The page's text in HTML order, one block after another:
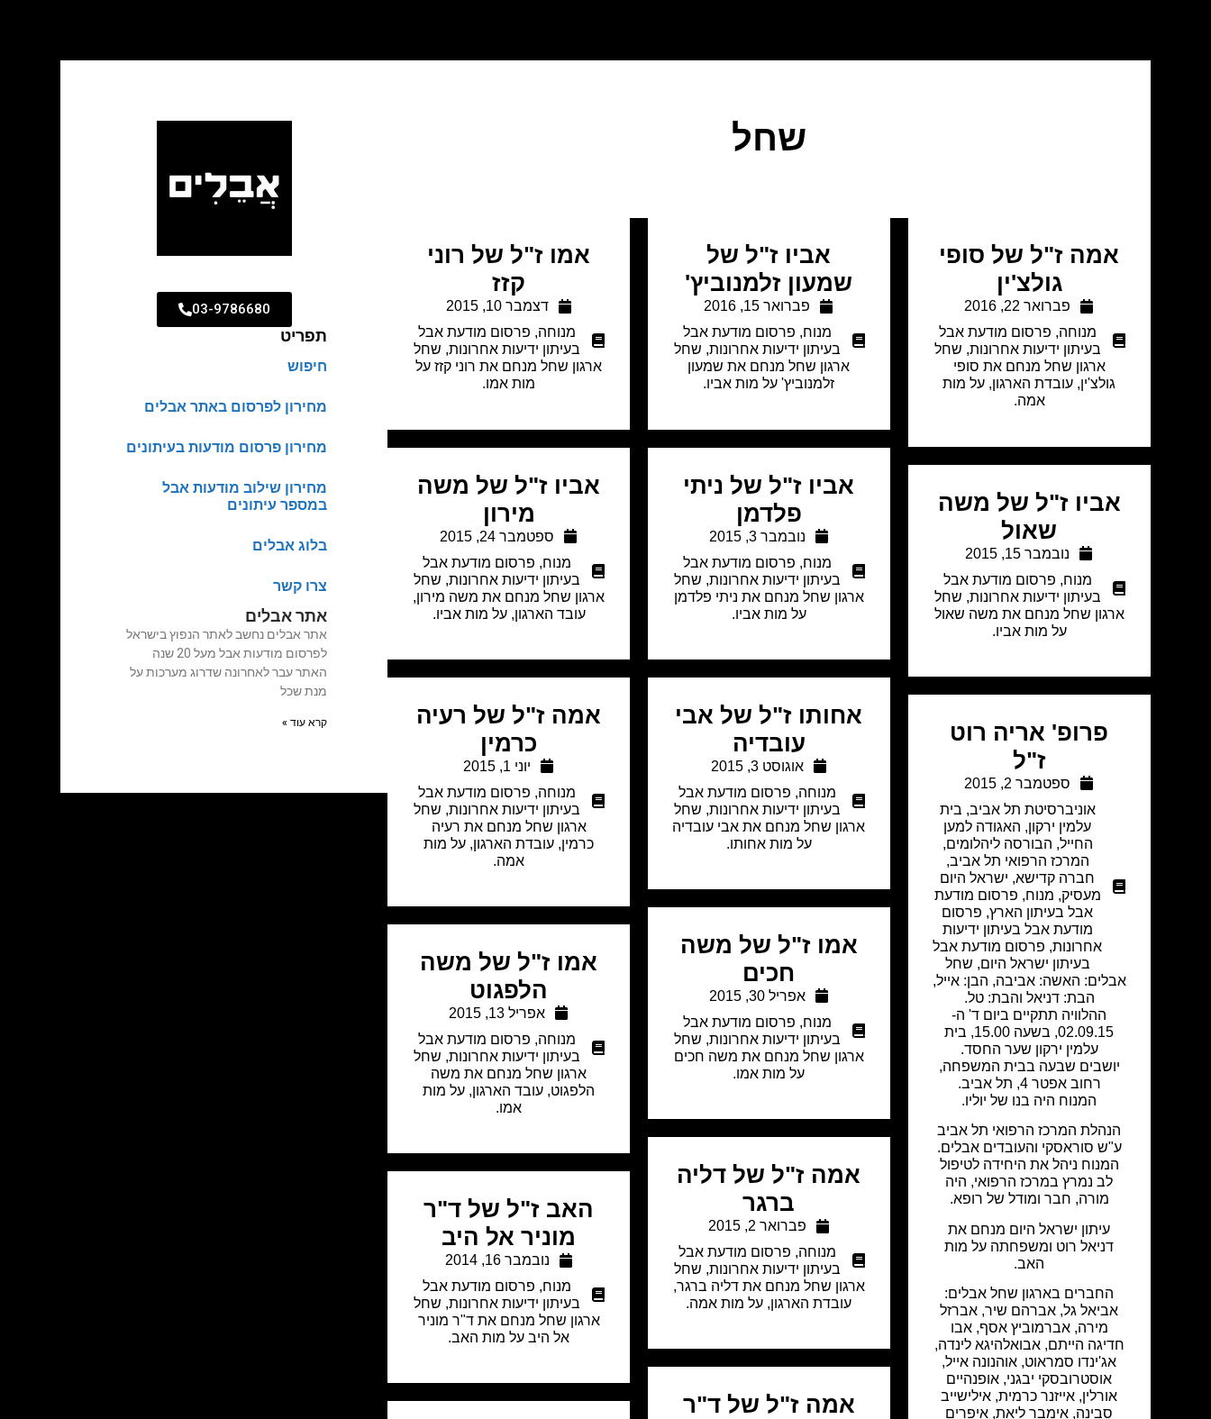
שחל
אמה ז"ל של סופי
גולצ'ין
פברואר 22, 2016
מנוחה, פרסום מודעת אבל
בעיתון ידיעות אחרונות, שחל
ארגון שחל מנחם את סופי
גולצ'ין, עובדת הארגון, על מות
אמה.
אביו ז"ל של
שמעון זלמנוביץ'
פברואר 15, 2016
מנוח, פרסום מודעת אבל
בעיתון ידיעות אחרונות, שחל
ארגון שחל מנחם את שמעון
זלמנוביץ' על מות אביו.
אמו ז"ל של רוני
קזז
דצמבר 10, 2015
מנוחה, פרסום מודעת אבל
בעיתון ידיעות אחרונות, שחל
ארגון שחל מנחם את רוני קזז על
מות אמו.
אביו ז"ל של משה
שאול
נובמבר 15, 2015
מנוח, פרסום מודעת אבל
בעיתון ידיעות אחרונות, שחל
ארגון שחל מנחם את משה שאול
על מות אביו.
אביו ז"ל של ניתי
פלדמן
נובמבר 3, 2015
מנוח, פרסום מודעת אבל
בעיתון ידיעות אחרונות, שחל
ארגון שחל מנחם את ניתי פלדמן
על מות אביו.
אביו ז"ל של משה
מירון
ספטמבר 24, 2015
מנוח, פרסום מודעת אבל
בעיתון ידיעות אחרונות, שחל
ארגון שחל מנחם את משה מירון,
עובד הארגון, על מות אביו.
פרופ' אריה רוט
ז"ל
ספטמבר 2, 2015
אוניברסיטת תל אביב, בית
עלמין ירקון, האגודה למען
החייל, הבורסה ליהלומים,
המרכז הרפואי תל אביב,
חברה קדישא, ישראל היום
מעסיק, מנוח, פרסום מודעת
אבל בעיתון הארץ, פרסום
מודעת אבל בעיתון ידיעות
אחרונות, פרסום מודעת אבל
בעיתון ישראל היום, שחל
אבלים: האשה: אביבה, הבן: אייל,
הבת: דניאל והבת: טל.
ההלוויה תתקיים ביום ד' ה-
02.09.15, בשעה 15.00, בית
עלמין ירקון שער החסד.
יושבים שבעה בבית המשפחה,
רחוב אפטר 4, תל אביב.
המנוח היה בנו של יוליו.
הנהלת המרכז הרפואי תל אביב
ע"ש סוראסקי והעובדים אבלים.
המנוח ניהל את היחידה לטיפול
לב נמרץ במרכז הרפואי, היה
מורה, חבר ומודל של רופא.
עיתון ישראל היום מנחם את
דניאל רוט ומשפחתה על מות
האב.
החברים בארגון שחל אבלים:
אביאל גל, אברהם שיר, אברזל
מירה, אברמוביץ אסף, אבו
חדיגה הייתם, אבואלהיגא לינדה,
אג'ינדו סמראוט, אוהנונה אייל,
אוסטרובסקי יבגני, אופנהיים
אורלין, אייזנר כרמית, אילישייב
סבינה, אימבר ליאת, איפרים
אחותו ז"ל של אבי
עובדיה
אוגוסט 3, 2015
מנוחה, פרסום מודעת אבל
בעיתון ידיעות אחרונות, שחל
ארגון שחל מנחם את אבי עובדיה
על מות אחותו.
אמה ז"ל של רעיה
כרמין
יוני 1, 2015
מנוחה, פרסום מודעת אבל
בעיתון ידיעות אחרונות, שחל
ארגון שחל מנחם את רעיה
כרמין, עובדת הארגון, על מות
אמה.
אמו ז"ל של משה
חכים
אפריל 30, 2015
מנוח, פרסום מודעת אבל
בעיתון ידיעות אחרונות, שחל
ארגון שחל מנחם את משה חכים
על מות אמו.
אמו ז"ל של משה
הלפגוט
אפריל 13, 2015
מנוחה, פרסום מודעת אבל
בעיתון ידיעות אחרונות, שחל
ארגון שחל מנחם את משה
הלפגוט, עובד הארגון, על מות
אמו.
אמה ז"ל של דליה
ברגר
פברואר 2, 2015
מנוחה, פרסום מודעת אבל
בעיתון ידיעות אחרונות, שחל
ארגון שחל מנחם את דליה ברגר,
עובדת הארגון, על מות אמה.
האב ז"ל של ד"ר
מוניר אל היב
נובמבר 16, 2014
מנוח, פרסום מודעת אבל
בעיתון ידיעות אחרונות, שחל
ארגון שחל מנחם את ד"ר מוניר
אל היב על מות האב.
אמה ז"ל של ד"ר
03-9786680
תפריט
חיפוש
מחירון לפרסום באתר אבלים
מחירון פרסום מודעות בעיתונים
מחירון שילוב מודעות אבל
במספר עיתונים
בלוג אבלים
צרו קשר
אתר אבלים
אתר אבלים נחשב לאתר הנפוץ בישראל
לפרסום מודעות אבל מעל 20 שנה
האתר עבר לאחרונה שדרוג מערכות על
מנת שכל
קרא עוד »